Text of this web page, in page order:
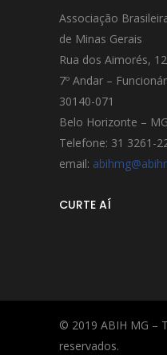
Associação
de Minas Gerais
Rua dos Aimorés,
7º Andar –
30140-071
Belo Horizonte – MG
Telefone: 31 3261-
email:
CURTE AÍ
© 2019 ABIH MG –
reservados.